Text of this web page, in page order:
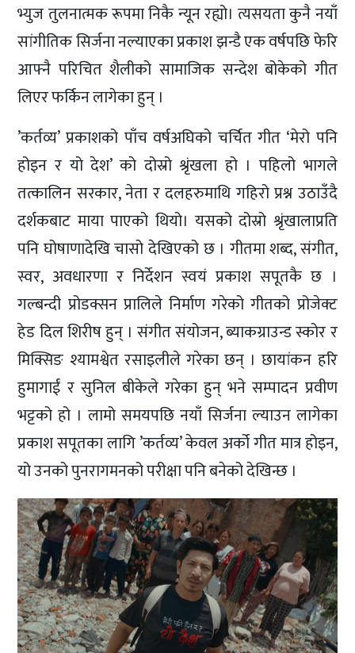
भ्युज तुलनात्मक रूपमा निकै न्यून रह्यो। त्यसयता कुनै नयाँ
सांगीतिक सिर्जना नल्याएका प्रकाश झन्डै एक वर्षपछि फेरि
आफ्नै परिचित शैलीको सामाजिक सन्देश बोकेको गीत
लिएर फर्किन लागेका हुन् ।
’कर्तव्य’ प्रकाशको पाँच वर्षअघिको चर्चित गीत ‘मेरो पनि
होइन र यो देश’ को दोस्रो श्रृंखला हो । पहिलो भागले
तत्कालिन सरकार, नेता र दलहरुमाथि गहिरो प्रश्न उठाउँदै
दर्शकबाट माया पाएको थियो। यसको दोस्रो श्रृंखालाप्रति
पनि घोषाणादेखि चासो देखिएको छ । गीतमा शब्द, संगीत,
स्वर, अवधारणा र निर्देशन स्वयं प्रकाश सपूतकै छ ।
गल्बन्दी प्रोडक्सन प्रालिले निर्माण गरेको गीतको प्रोजेक्ट
हेड दिल शिरीष हुन् । संगीत संयोजन, ब्याकग्राउन्ड स्कोर र
मिक्सिङ श्यामश्वेत रसाइलीले गरेका छन् । छायांकन हरि
हुमागाईं र सुनिल बीकेले गरेका हुन् भने सम्पादन प्रवीण
भट्टको हो । लामो समयपछि नयाँ सिर्जना ल्याउन लागेका
प्रकाश सपूतका लागि ’कर्तव्य’ केवल अर्को गीत मात्र होइन,
यो उनको पुनरागमनको परीक्षा पनि बनेको देखिन्छ ।